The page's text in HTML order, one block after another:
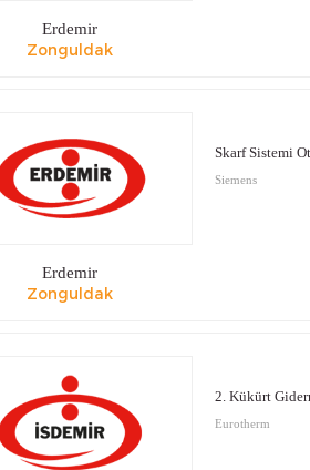
Erdemir
Zonguldak
Erdemir
Zonguldak
Skarf Sistemi
Siemens
2. Kükürt
Eurotherm